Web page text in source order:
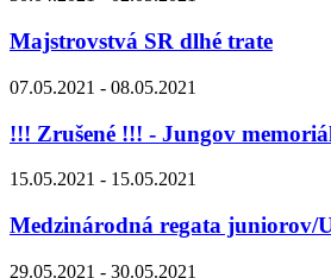
Majstrovstvá SR dlhé trate
07.05.2021 - 08.05.2021
!!! Zrušené !!! - Jungov
15.05.2021 - 15.05.2021
Medzinárodná regata juniorov/
29.05.2021 - 30.05.2021